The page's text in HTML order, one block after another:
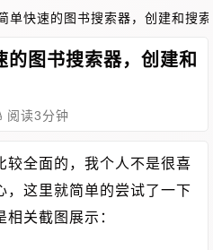
单快速的图书搜索器，创建和搜
图书搜索器，创建和
阅读3分钟
较全面的，我个人不是很喜
，这里就简单的尝试了一下
关截图展示：